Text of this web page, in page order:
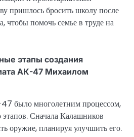
пришлось бросить школу после
чтобы помочь семье в труде на
этапы создания
АК-47 Михаилом
было многолетним процессом,
Сначала Калашников
оружие, планируя улучшить его.